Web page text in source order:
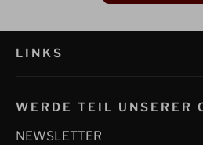
LINKS
WERDE TEIL UNSERER
NEWSLETTER